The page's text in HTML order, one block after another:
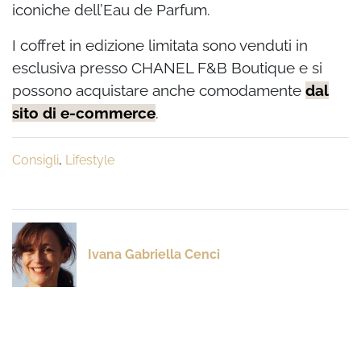
iconiche dell’Eau de Parfum.
I coffret in edizione limitata sono venduti in
esclusiva presso CHANEL F&B Boutique e si
possono acquistare anche comodamente dal
sito di e-commerce.
Consigli, Lifestyle
Ivana Gabriella Cenci